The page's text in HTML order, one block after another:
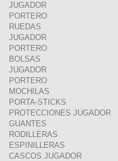
JUGADOR
PORTERO
RUEDAS
JUGADOR
PORTERO
BOLSAS
JUGADOR
PORTERO
MOCHILAS
PORTA-STICKS
PROTECCIONES JUGADOR
GUANTES
RODILLERAS
ESPINILLERAS
CASCOS JUGADOR